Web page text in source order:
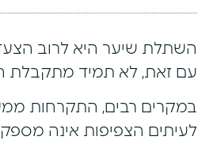
השתלת שיער היא לרוב
עם זאת, לא תמיד מתקבלת
במקרים רבים, התקרחות
לעיתים הצפיפות אינה